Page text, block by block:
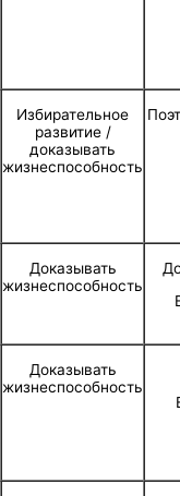
Избирательное
развитие /
доказывать
жизнеспособность
Доказывать
жизнеспособность
Доказывать
жизнеспособность